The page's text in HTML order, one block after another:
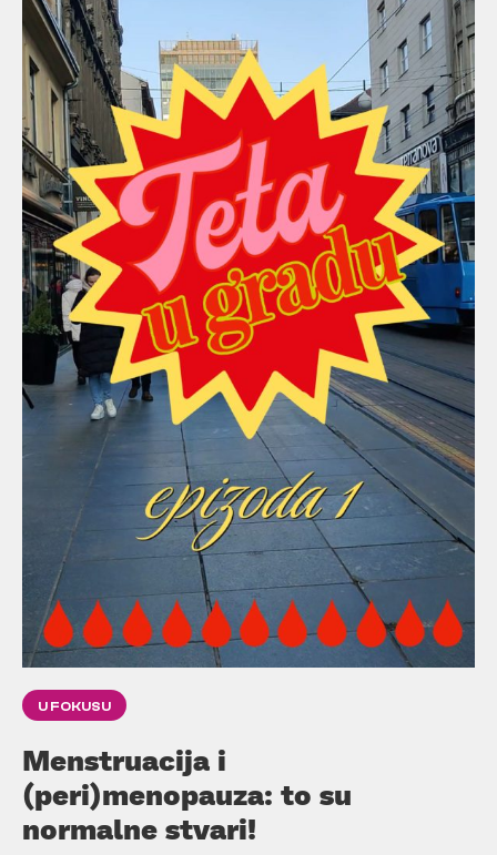
U FOKUSU
Menstruacija i
(peri)menopauza: to su
normalne stvari!